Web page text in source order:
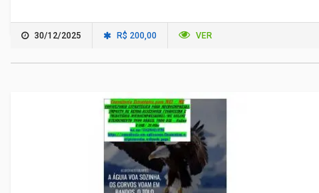
30/12/2025 R$ 200,00 VER